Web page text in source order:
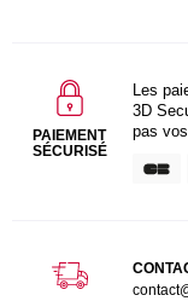
PAIEMENT
SÉCURISÉ
Les
3D
pas